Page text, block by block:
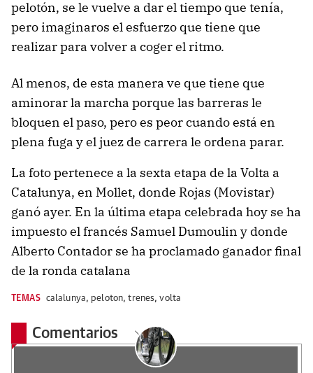
pelotón, se le vuelve a dar el tiempo que tenía,
pero imaginaros el esfuerzo que tiene que
realizar para volver a coger el ritmo.
Al menos, de esta manera ve que tiene que
aminorar la marcha porque las barreras le
bloquen el paso, pero es peor cuando está en
plena fuga y el juez de carrera le ordena parar.
La foto pertenece a la sexta etapa de la Volta a
Catalunya, en Mollet, donde Rojas (Movistar)
ganó ayer. En la última etapa celebrada hoy se ha
impuesto el francés Samuel Dumoulin y donde
Alberto Contador se ha proclamado ganador final
de la ronda catalana
TEMAS calalunya, peloton,trenes,volta
Comentarios